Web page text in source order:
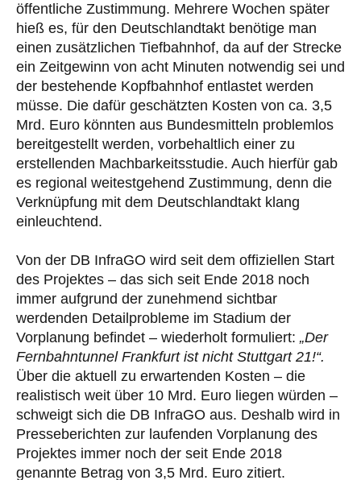
öffentliche Zustimmung. Mehrere Wochen später
hieß es, für den Deutschlandtakt benötige man
einen zusätzlichen Tiefbahnhof, da auf der Strecke
ein Zeitgewinn von acht Minuten notwendig sei und
der bestehende Kopfbahnhof entlastet werden
müsse. Die dafür geschätzten Kosten von ca. 3,5
Mrd. Euro könnten aus Bundesmitteln problemlos
bereitgestellt werden, vorbehaltlich einer zu
erstellenden Machbarkeitsstudie. Auch hierfür gab
es regional weitestgehend Zustimmung, denn die
Verknüpfung mit dem Deutschlandtakt klang
einleuchtend.
Von der DB InfraGO wird seit dem offiziellen Start
des Projektes – das sich seit Ende 2018 noch
immer aufgrund der zunehmend sichtbar
werdenden Detailprobleme im Stadium der
Vorplanung befindet – wiederholt formuliert: „Der
Fernbahntunnel Frankfurt ist nicht Stuttgart 21!“.
Über die aktuell zu erwartenden Kosten – die
realistisch weit über 10 Mrd. Euro liegen würden –
schweigt sich die DB InfraGO aus. Deshalb wird in
Presseberichten zur laufenden Vorplanung des
Projektes immer noch der seit Ende 2018
genannte Betrag von 3,5 Mrd. Euro zitiert.